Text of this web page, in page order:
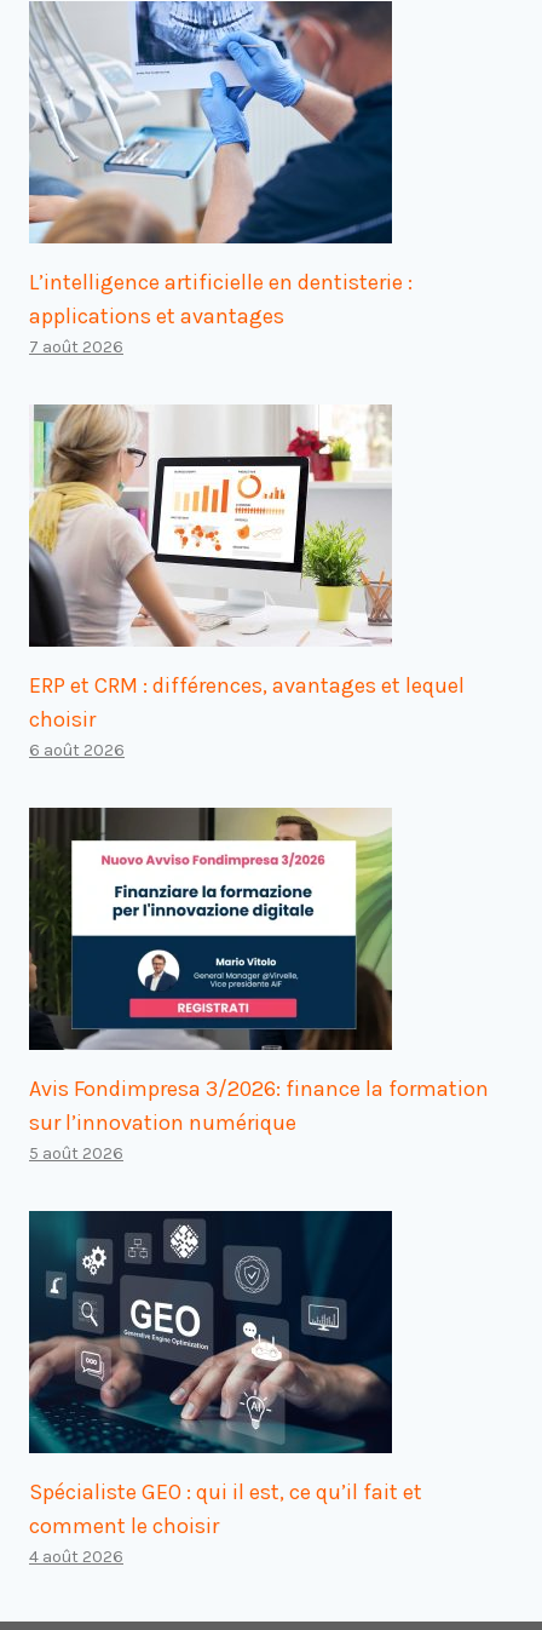
L’intelligence artificielle en dentisterie :
applications et avantages
7 août 2026
ERP et CRM : différences, avantages et lequel
choisir
6 août 2026
Avis Fondimpresa 3/2026: finance la formation
sur l’innovation numérique
5 août 2026
Spécialiste GEO : qui il est, ce qu’il fait et
comment le choisir
4 août 2026